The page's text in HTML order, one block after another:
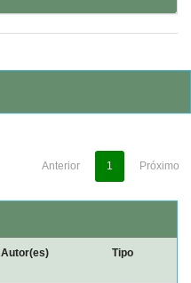
Anterior 1 Próximo
Autor(es) Tipo